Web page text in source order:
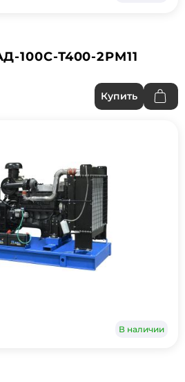
100С-Т400-2РМ11
Купить
В наличии